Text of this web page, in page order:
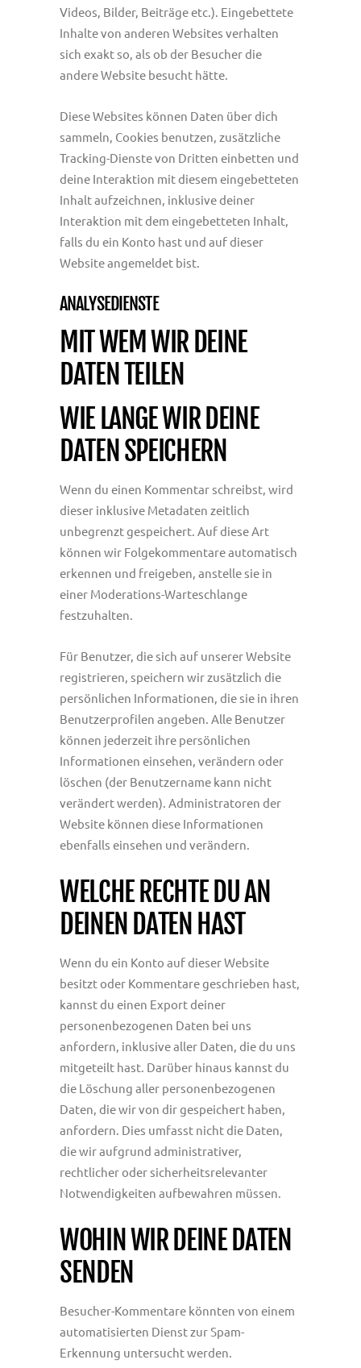
Videos, Bilder, Beiträge etc.). Eingebettete
Inhalte von anderen Websites verhalten
sich exakt so, als ob der Besucher die
andere Website besucht hätte.
Diese Websites können Daten über dich
sammeln, Cookies benutzen, zusätzliche
Tracking-Dienste von Dritten einbetten und
deine Interaktion mit diesem eingebetteten
Inhalt aufzeichnen, inklusive deiner
Interaktion mit dem eingebetteten Inhalt,
falls du ein Konto hast und auf dieser
Website angemeldet bist.
ANALYSEDIENSTE
MIT WEM WIR DEINE
DATEN TEILEN
WIE LANGE WIR DEINE
DATEN SPEICHERN
Wenn du einen Kommentar schreibst, wird
dieser inklusive Metadaten zeitlich
unbegrenzt gespeichert. Auf diese Art
können wir Folgekommentare automatisch
erkennen und freigeben, anstelle sie in
einer Moderations-Warteschlange
festzuhalten.
Für Benutzer, die sich auf unserer Website
registrieren, speichern wir zusätzlich die
persönlichen Informationen, die sie in ihren
Benutzerprofilen angeben. Alle Benutzer
können jederzeit ihre persönlichen
Informationen einsehen, verändern oder
löschen (der Benutzername kann nicht
verändert werden). Administratoren der
Website können diese Informationen
ebenfalls einsehen und verändern.
WELCHE RECHTE DU AN
DEINEN DATEN HAST
Wenn du ein Konto auf dieser Website
besitzt oder Kommentare geschrieben hast,
kannst du einen Export deiner
personenbezogenen Daten bei uns
anfordern, inklusive aller Daten, die du uns
mitgeteilt hast. Darüber hinaus kannst du
die Löschung aller personenbezogenen
Daten, die wir von dir gespeichert haben,
anfordern. Dies umfasst nicht die Daten,
die wir aufgrund administrativer,
rechtlicher oder sicherheitsrelevanter
Notwendigkeiten aufbewahren müssen.
WOHIN WIR DEINE DATEN
SENDEN
Besucher-Kommentare könnten von einem
automatisierten Dienst zur Spam-
Erkennung untersucht werden.